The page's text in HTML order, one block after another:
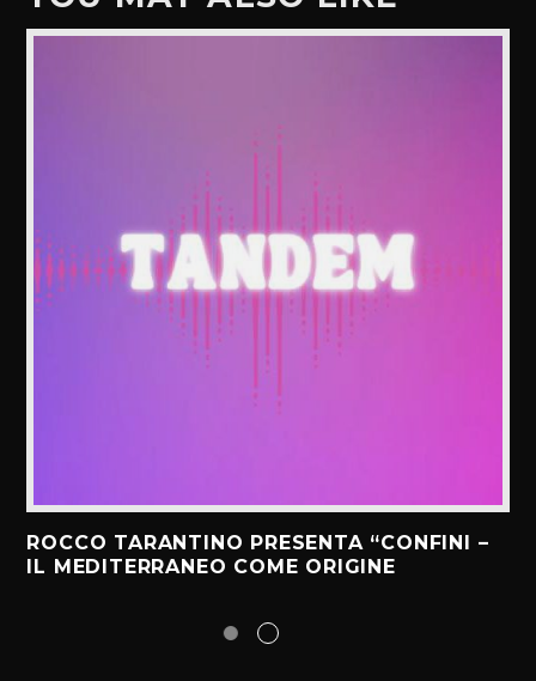
ROCCO TARANTINO PRESENTA “CONFINI –
IL MEDITERRANEO COME ORIGINE